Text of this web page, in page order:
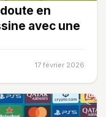
en
avec une
17 février 2026